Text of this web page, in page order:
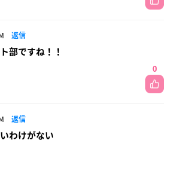
返信
部ですね！！
0
返信
わけがない